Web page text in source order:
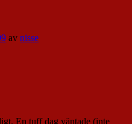
av nisse
En tuff dag väntade (inte